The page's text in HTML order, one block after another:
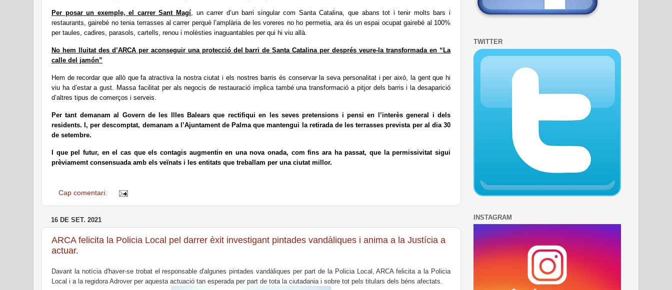
Per posar un exemple, el carrer Sant Magí, un carrer d’un barri singular com Santa Catalina, que abans tot i tenir molts bars i
restaurants, gairebé no tenia terrasses al carrer perquè l’amplària de les voreres no ho permetia, ara és un espai ocupat gairebé al 100%
per taules, cadires, parasols, cartells, renou i molèsties inaguantables per qui hi viu allà.
No hem lluitat des d’ARCA per aconseguir una protecció del barri de Santa Catalina per després veure-la transformada en “La
calle del jamón”
Hem de recordar que allò que fa atractiva la nostra ciutat i els nostres barris és conservar la seva personalitat i per això, la gent que hi
viu ha d’estar a gust. Massa facilitat per als negocis de restauració implica també una transformació a pitjor dels barris i la desaparició
d’altres tipus de comerços i serveis.
Per tant demanam al Govern de les Illes Balears que rectifiqui en les seves pretensions i pensi en l’interès general i dels
residents. I, per descomptat, demanam a l’Ajuntament de Palma que mantengui la retirada de les terrasses prevista per al dia 30
de setembre.
I que pel futur, en el cas que els contagis augmentin en una nova onada, com fins ara ha passat, que la permissivitat sigui
prèviamemt consensuada amb els veïnats i les entitats que treballam per una ciutat millor.
Cap comentari:
16 DE SET. 2021
ARCA felicita la Policia Local pel darrer èxit investigant pintades vandàliques i anima a la Justícia a
actuar.
Davant la notícia d'haver-se trobat el responsable d'algunes pintades vandàliques per part de la Policia Local, ARCA felicita a la Policia
Local i a la regidora Adrover per aquesta actuació tan esperada per part de tota la ciutadania i sobre tot pels titulars dels béns afectats.
TWITTER
INSTAGRAM